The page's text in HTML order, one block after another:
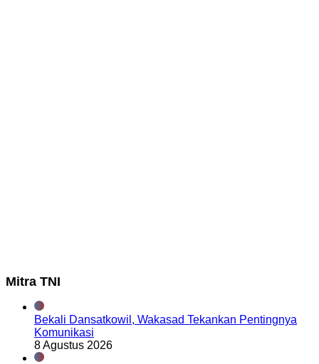
Mitra TNI
Bekali Dansatkowil, Wakasad Tekankan Pentingnya
Komunikasi
8 Agustus 2026